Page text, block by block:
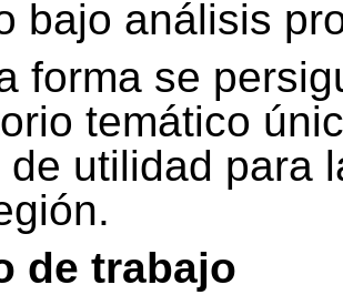
bajo análisis
forma se
temático
de utilidad para
de trabajo